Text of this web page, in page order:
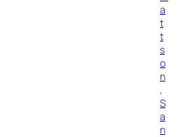
a
t
t
s
o
n
S
a
n